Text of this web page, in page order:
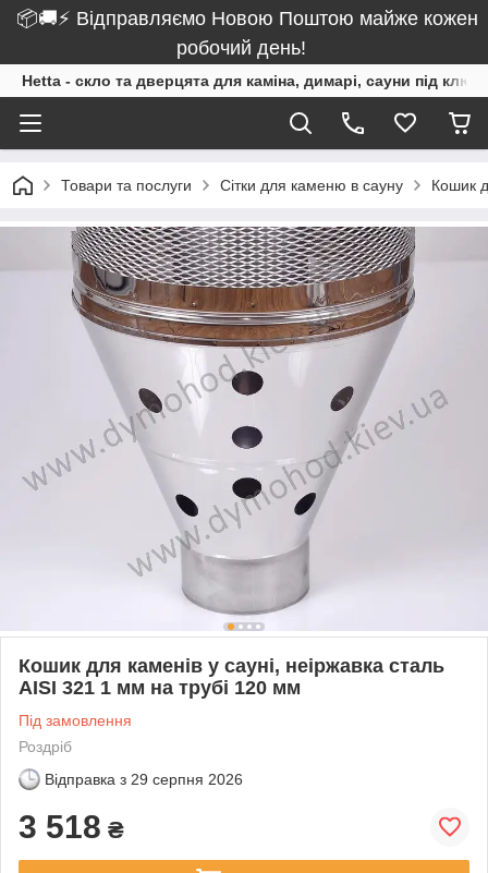
📦🚚⚡ Відправляємо Новою Поштою майже кожен
робочий день!
Hetta - скло та дверцята для каміна, димарі, сауни під ключ
Товари та послуги Сітки для каменю в сауну Кошик
Кошик для каменів у сауні, неіржавка сталь
AISI 321 1 мм на трубі 120 мм
Під замовлення
Роздріб
Відправка з 29 серпня 2026
3 518 ₴